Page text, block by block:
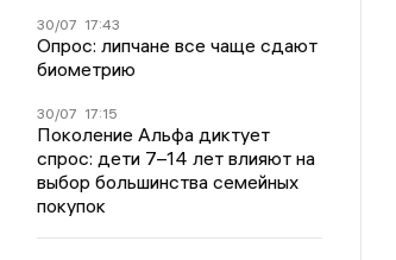
30/07 17:43
Опрос: липчане все чаще сдают
биометрию
30/07 17:15
Поколение Альфа диктует
спрос: дети 7–14 лет влияют на
выбор большинства семейных
покупок